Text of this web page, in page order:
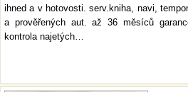
ihned a v hotovosti. serv.kniha, navi,
a prověřených aut. až 36 měsíců
kontrola najetých…